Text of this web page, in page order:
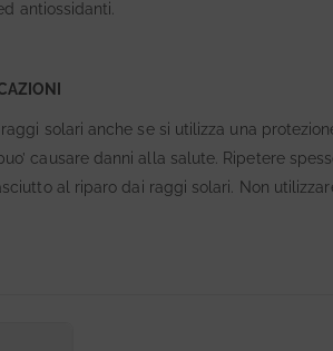
antiossidanti.
solari anche se si utilizza una
causare danni alla salute. Ripetere
al riparo dai raggi solari. Non